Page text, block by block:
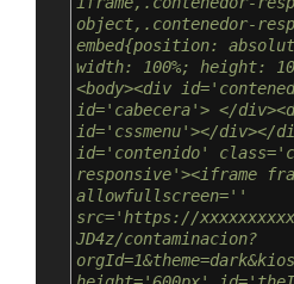
object,.contenedor-
embed{position:
width: 100%; height:
<body><div
id='cabecera'> </
id='cssmenu'></div></
id='contenido'
responsive'><iframe
allowfullscreen=''
src='https://
JD4z/contaminacion?